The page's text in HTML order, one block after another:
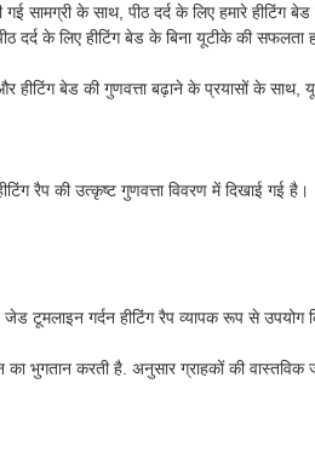
गई सामग्री के साथ, पीठ दर्द के लिए हमारे
दर्द के लिए हीटिंग बेड के बिना यूटीके की सफलता
हीटिंग बेड की गुणवत्ता बढ़ाने के प्रयासों के
रैप की उत्कृष्ट गुणवत्ता विवरण में दिखाई गई है।
जेड टूमलाइन गर्दन हीटिंग रैप व्यापक रूप से उपयोग
का भुगतान करती है. अनुसार ग्राहकों की